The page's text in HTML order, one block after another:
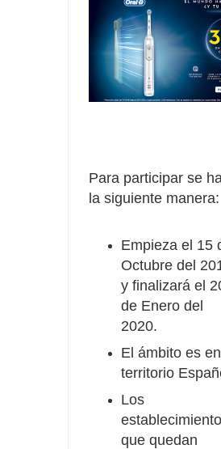
Para participar se
la siguiente manera:
Empieza el 15
Octubre del
y finalizará el
de Enero del
2020.
El ámbito es
territorio
Los
que quedan